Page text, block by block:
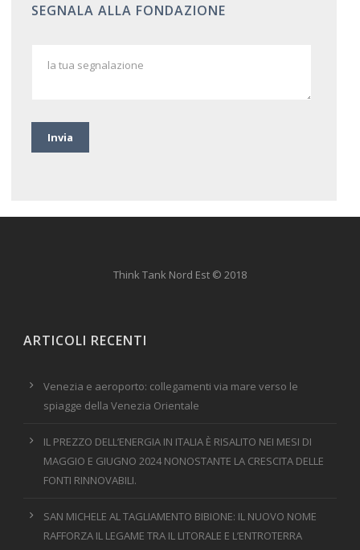
SEGNALA ALLA FONDAZIONE
Think Tank Nord Est © 2018
ARTICOLI RECENTI
Venezia e aeroporto: collegamenti via mare verso le
spiagge della Venezia Orientale
IL PREZZO DELL’ENERGIA IN ITALIA È RISALITO NEI MESI DI
MAGGIO E GIUGNO 2024 NONOSTANTE LA CRESCITA DELLE
FONTI RINNOVABILI.
SAN MICHELE AL TAGLIAMENTO BIBIONE: IL NUOVO NOME
RAFFORZA IL LEGAME TRA IL LITORALE E L’ENTROTERRA